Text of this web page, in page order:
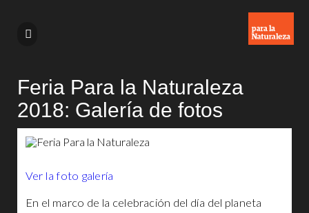
Feria Para la Naturaleza
2018: Galería de fotos
Ver la foto galería
En el marco de la celebración del día del planeta